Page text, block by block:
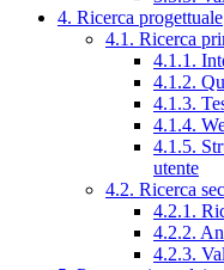
4. Ricerca progettuale
4.1. Ricerca
4.1.1.
4.1.2.
4.1.3.
4.1.4.
4.1.5.
utente
4.2. Ricerca
4.2.1.
4.2.2.
4.2.3.